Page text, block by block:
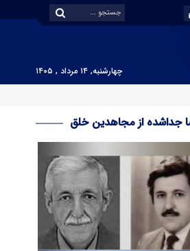
چهارشنبه, ۱۴ مرداد , ۱۴۰۵
جداشده از مجاهدین خلق